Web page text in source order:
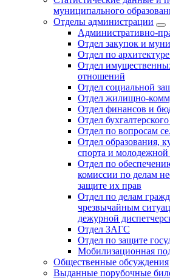
муниципального
Отделы администрации
Административно-
Отдел закупок и
Отдел по
Отдел
отношений
Отдел социальной
Отдел жилищно-
Отдел финансов и
Отдел
Отдел по вопросам
Отдел образования,
спорта и
Отдел по
комиссии по делам
защите их прав
Отдел по делам
чрезвычайным
дежурной
Отдел ЗАГС
Отдел по защите
Мобилизационная
Общественные обсуждения
Выданные порубочные